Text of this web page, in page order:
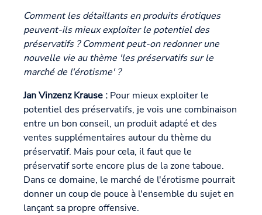
Comment les détaillants en produits érotiques
peuvent-ils mieux exploiter le potentiel des
préservatifs ? Comment peut-on redonner une
nouvelle vie au thème 'les préservatifs sur le
marché de l'érotisme' ?
Jan Vinzenz Krause : Pour mieux exploiter le
potentiel des préservatifs, je vois une combinaison
entre un bon conseil, un produit adapté et des
ventes supplémentaires autour du thème du
préservatif. Mais pour cela, il faut que le
préservatif sorte encore plus de la zone taboue.
Dans ce domaine, le marché de l'érotisme pourrait
donner un coup de pouce à l'ensemble du sujet en
lançant sa propre offensive.